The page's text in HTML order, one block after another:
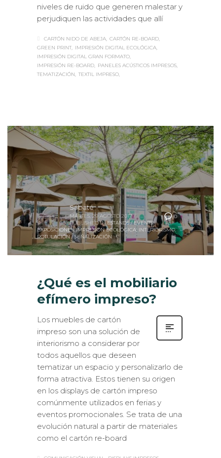
niveles de ruido que generen malestar y
perjudiquen las actividades que allí
CARTÓN NIDO DE ABEJA CARTÓN RE-BOARD
GREEN PRINT
IMPRESIÓN DIGITAL ECOLÓGICA
IMPRESIÓN DIGITAL GRAN FORMATO
IMPRESIÓN RE-BOARD
PANELES ACÚSTICOS IMPRESOS
TEMATIZACIÓN
TEXTIL IMPRESO
0
Sabaté
MARTES, 29 AGOSTO 2017 /
PUBLISHED IN ESTANDS / EVENTS,
EXPOSICIONES,IMPRESIÓN ECOLÓGICA, INTERIORISMO,
ROTULACIÓN / SEÑALIZACIÓN
¿Qué es el mobiliario
efímero impreso?
Los muebles de cartón
impreso son una solución de
interiorismo a considerar por
todos aquellos que deseen
tematizar un espacio y personalizarlo de
forma atractiva. Estos tienen su origen
en los displays de cartón impreso
comúnmente utilizados en ferias y
eventos promocionales. Se trata de una
evolución natural a partir de materiales
como el cartón re-board